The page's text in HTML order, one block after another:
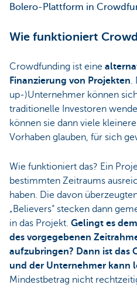
Bolero-Plattform in
Wie funktioniert
Crowdfunding ist eine
Finanzierung von Projekten.
up-)Unternehmer können
traditionelle Investoren
können sie dann viele
Vorhaben glauben, für sich
Wie funktioniert das? Ein
bestimmten Zeitraums
haben. Die davon
„Believers“ stecken dann
in das Projekt. Gelingt es
des vorgegebenen
aufzubringen? Dann ist das
und der Unternehmer kann
Mindestbetrag nicht